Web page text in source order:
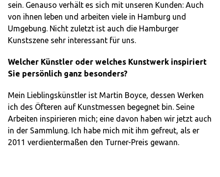
sein. Genauso verhält es sich mit unseren Kunden: Auch
von ihnen leben und arbeiten viele in Hamburg und
Umgebung. Nicht zuletzt ist auch die Hamburger
Kunstszene sehr interessant für uns.
Welcher Künstler oder welches Kunstwerk inspiriert
Sie persönlich ganz besonders?
Mein Lieblingskünstler ist Martin Boyce, dessen Werken
ich des Öfteren auf Kunstmessen begegnet bin. Seine
Arbeiten inspirieren mich; eine davon haben wir jetzt auch
in der Sammlung. Ich habe mich mit ihm gefreut, als er
2011 verdientermaßen den Turner-Preis gewann.